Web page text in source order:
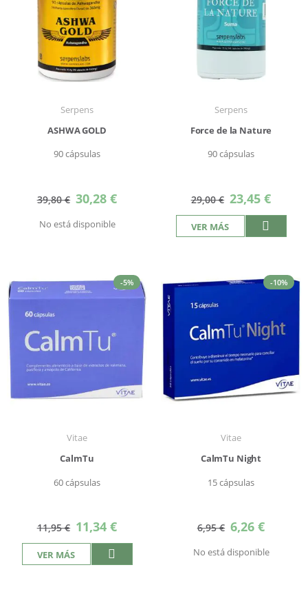
Serpens
ASHWA GOLD
90 cápsulas
39,80 € Precio
especial
30,28 €
No está disponible
Serpens
Force de la Nature
90 cápsulas
29,00 € Precio
especial
23,45 €
VER MÁS
-5%
Vitae
CalmTu
60 cápsulas
11,95 € Precio
especial
11,34 €
VER MÁS
-10%
Vitae
CalmTu Night
15 cápsulas
6,95 € Precio
especial
6,26 €
No está disponible